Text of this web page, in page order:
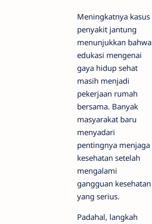
Meningkatnya kasus
penyakit jantung
menunjukkan bahwa
edukasi mengenai
gaya hidup sehat
masih menjadi
pekerjaan rumah
bersama. Banyak
masyarakat baru
menyadari
pentingnya menjaga
kesehatan setelah
mengalami
gangguan kesehatan
yang serius.
Padahal, langkah